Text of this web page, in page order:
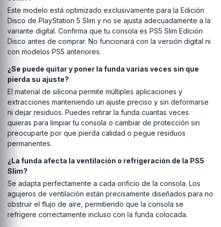
Este modelo está optimizado exclusivamente para la Edición
Disco de PlayStation 5 Slim y no se ajusta adecuadamente a la
variante digital. Confirma que tu consola es PS5 Slim Edición
Disco antes de comprar. No funcionará con la versión digital ni
con modelos PS5 anteriores.
¿Se puede quitar y poner la funda varias veces sin que
pierda su ajuste?
El material de silicona permite múltiples aplicaciones y
extracciones manteniendo un ajuste preciso y sin deformarse
ni dejar residuos. Puedes retirar la funda cuantas veces
quieras para limpiar tu consola o cambiar de protección sin
preocuparte por que pierda calidad o pegue residuos
permanentes.
¿La funda afecta la ventilación o refrigeración de la PS5
Slim?
Se adapta perfectamente a cada orificio de la consola. Los
agujeros de ventilación están precisamente diseñados para no
obstruir el flujo de aire, permitiendo que la consola se
refrigere correctamente incluso con la funda colocada.